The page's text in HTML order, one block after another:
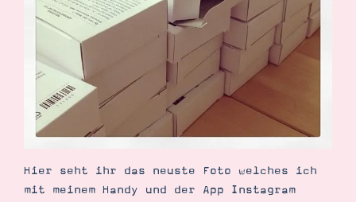
Angebote
Demonstrator werden
Blog
Gutscheine
Produkte erklärt
Über mich
Über Stampin’ Up!
Hier seht ihr das neuste Foto welches ich
mit meinem Handy und der App Instagram